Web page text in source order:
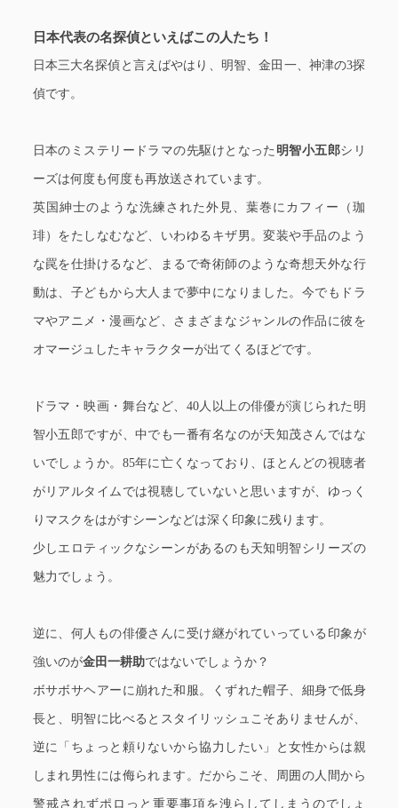
日本代表の名探偵といえばこの人たち！
日本三大名探偵と言えばやはり、明智、金田一、神津の3探
偵です。
日本のミステリードラマの先駆けとなった 明智小五郎シリ
ーズは何度も何度も再放送されています。
英国紳士のような洗練された外見、葉巻にカフィー（珈
琲）をたしなむなど、いわゆるキザ男。変装や手品のよう
な罠を仕掛けるなど、まるで奇術師のような奇想天外な行
動は、子どもから大人まで夢中になりました。今でもドラ
マやアニメ・漫画など、さまざまなジャンルの作品に彼を
オマージュしたキャラクターが出てくるほどです。
ドラマ・映画・舞台など、40人以上の俳優が演じられた明
智小五郎ですが、中でも一番有名なのが天知茂さんではな
いでしょうか。85年に亡くなっており、ほとんどの視聴者
がリアルタイムでは視聴していないと思いますが、ゆっく
りマスクをはがすシーンなどは深く印象に残ります。
少しエロティックなシーンがあるのも天知明智シリーズの
魅力でしょう。
逆に、何人もの俳優さんに受け継がれていっている印象が
強いのが金田一耕助ではないでしょうか？
ボサボサヘアーに崩れた和服。くずれた帽子、細身で低身
長と、明智に比べるとスタイリッシュこそありませんが、
逆に「ちょっと頼りないから協力したい」と女性からは親
しまれ男性には侮られます。だからこそ、周囲の人間から
警戒されずポロっと重要事項を洩らしてしまうのでしょ